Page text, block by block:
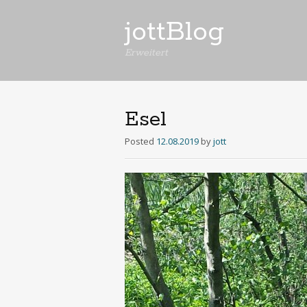
jottBlog
Erweitert
Esel
Posted 12.08.2019 byjott